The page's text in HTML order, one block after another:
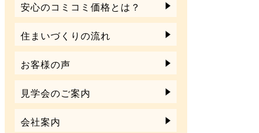
安心のコミコミ価格とは？
住まいづくりの流れ
お客様の声
見学会のご案内
会社案内